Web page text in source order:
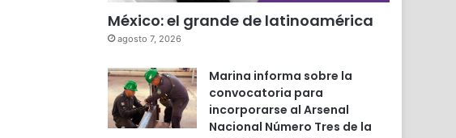
México: el grande de latinoamérica
agosto 7, 2026
Marina informa sobre la
convocatoria para
incorporarse al Arsenal
Nacional Número Tres de la